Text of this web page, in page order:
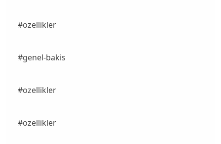
#ozellikler
#genel-bakis
#ozellikler
#ozellikler